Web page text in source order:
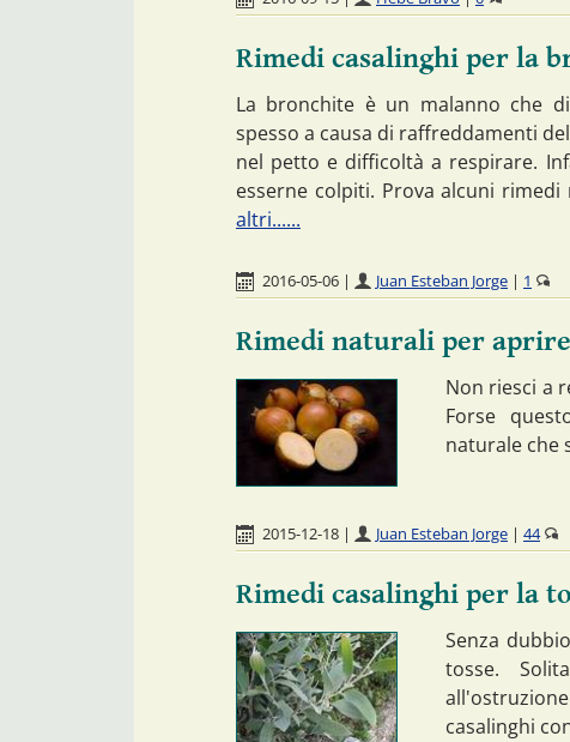
Rimedi casalinghi per la
La bronchite è un malanno che
spesso a causa di raffreddamenti
nel petto e difficoltà a respirare.
esserne colpiti. Prova alcuni
altri......
2016-05-06 | Juan Esteban Jorge | 1
Rimedi naturali per
Non riesci a
Forse
naturale che
2015-12-18 | Juan Esteban Jorge | 44
Rimedi casalinghi per la
Senza
tosse.
casalinghi